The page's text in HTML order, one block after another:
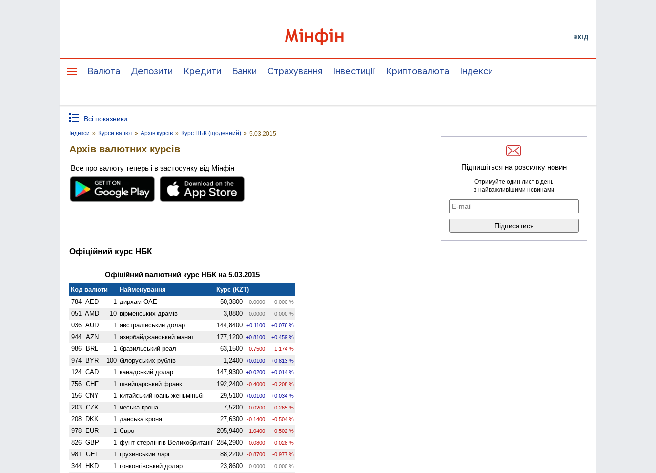
ВХІД
Валюта Депозити Кредити Банки Страхування Інвестиції Криптовалюта Індекси
Всі показники
Індекси » Курси валют » Архів курсів » Курс НБК (щоденний) » 5.03.2015
Архів валютних курсів
Все про валюту теперь і в застосунку від Мінфін
Офіційний курс НБК
Офіційний валютний курс НБК на 5.03.2015
Код валюти Найменування
Курс (KZT)
784 AED 1 дирхам ОАЕ 50,3800 0.0000 0.000 %
051 AMD 10 вiрменських драмів 3,8800 0.0000 0.000 %
036 AUD 1 австралійський долар 144,8400 +0.1100 +0.076 %
944 AZN 1 азербайджанський манат 177,1200 +0.8100 +0.459 %
986 BRL 1 бразильський реал 63,1500 -0.7500 -1.174 %
974 BYR 100 білоруських рублів 1,2400 +0.0100 +0.813 %
124 CAD 1 канадський долар 147,9300 +0.0200 +0.014 %
756 CHF 1 швейцарський франк 192,2400 -0.4000 -0.208 %
156 CNY 1 китайський юань женьмiньбi 29,5100 +0.0100 +0.034 %
203 CZK 1 чеська крона 7,5200 -0.0200 -0.265 %
208 DKK 1 данська крона 27,6300 -0.1400 -0.504 %
978 EUR 1 Євро 205,9400 -1.0400 -0.502 %
826 GBP 1 фунт стерлінгів Велико­британії 284,2900 -0.0800 -0.028 %
981 GEL 1 грузинський ларі 88,2200 -0.8700 -0.977 %
344 HKD 1 гонконгівський долар 23,8600 0.0000 0.000 %
Підпишіться на розсилку новин
Отримуйте один лист в день
з найважливішими новинами